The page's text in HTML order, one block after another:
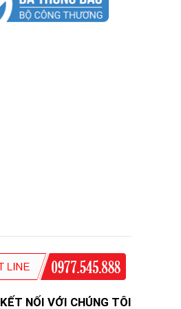
KẾT NỐI VỚI CHÚNG TÔI